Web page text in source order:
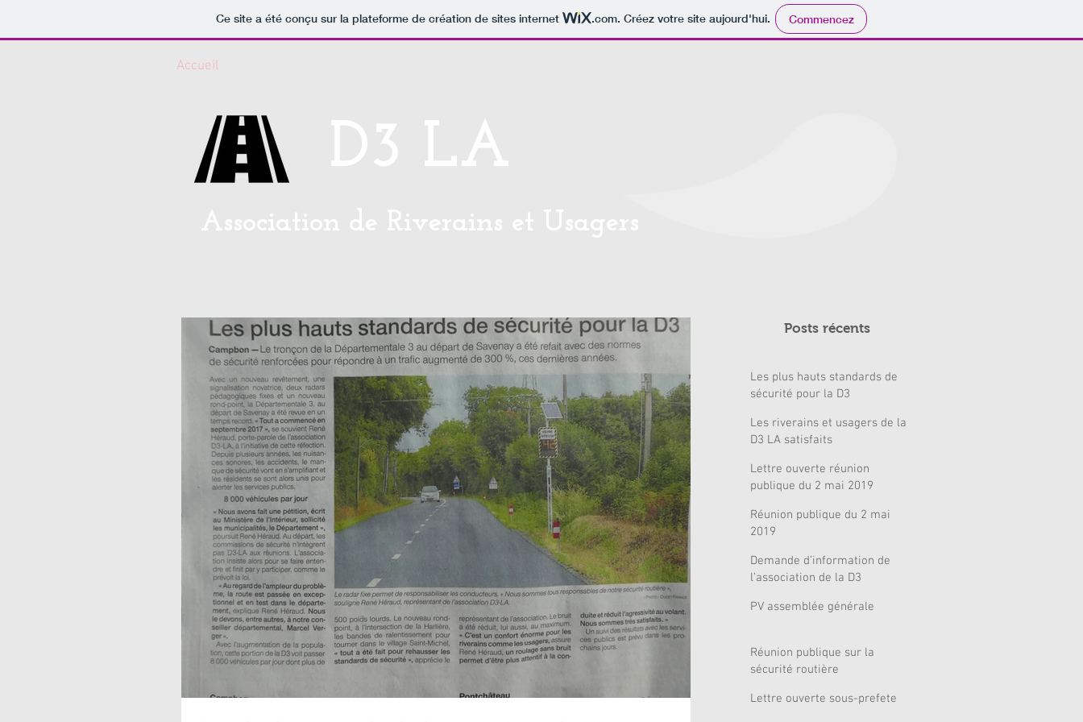
Ce site a été conçu sur la plateforme de création de sites internet .com. Créez votre site aujourd'hui. Commencez
Accueil
Posts récents
Les plus hauts standards de
sécurité pour la D3
Les riverains et usagers de la
D3 LA satisfaits
Lettre ouverte réunion
publique du 2 mai 2019
Réunion publique du 2 mai
2019
Demande d’information de
l’association de la D3
radars pédagogiques fix
PV assemblée générale
Réunion publique sur la
sécurité routière
Lettre ouverte sous-prefete